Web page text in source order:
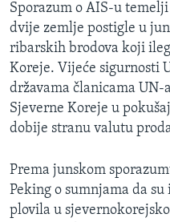
Sporazum o AIS-u
dvije zemlje postigle u
ribarskih brodova koji
Koreje. Vijeće sigurnosti
državama članicama UN-
Sjeverne Koreje u
dobije stranu valutu
Prema junskom
Peking o sumnjama da
plovila u